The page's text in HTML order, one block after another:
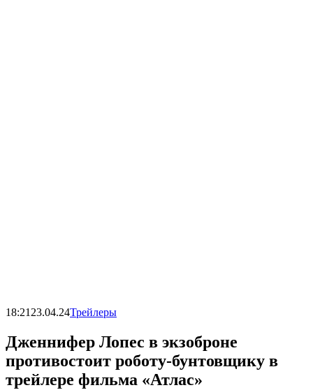
18:21 23.04.24Трейлеры
Дженнифер Лопес в экзоброне
противостоит роботу-бунтовщику в
трейлере фильма «Атлас»